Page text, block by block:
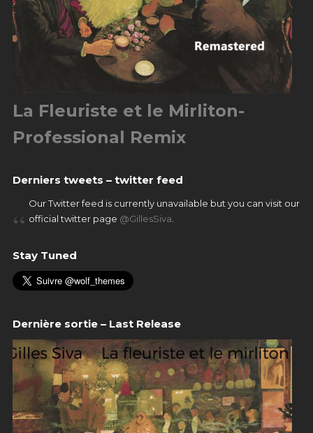
La Fleuriste et le Mirliton-
Professional Remix
Derniers tweets – twitter feed
Our Twitter feed is currently unavailable but you can visit our
official twitter page @GillesSiva
Stay Tuned
Dernière sortie – Last Release